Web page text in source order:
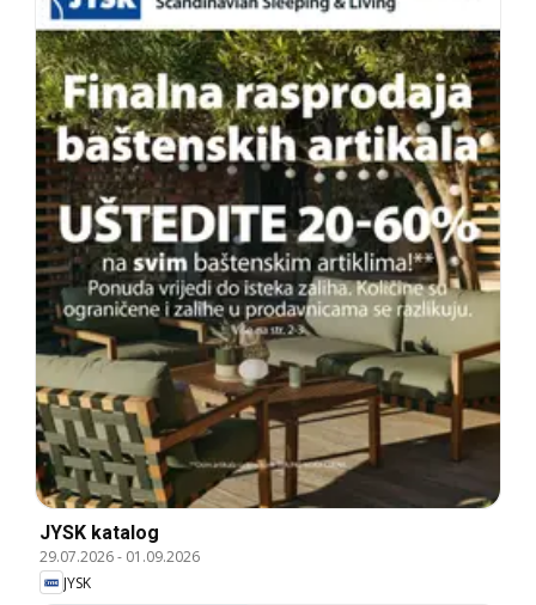
JYSK katalog
29.07.2026- 01.09.2026
JYSK